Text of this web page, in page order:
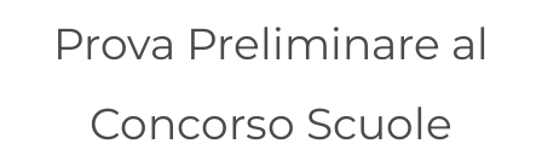
Prova Preliminare al
Concorso Scuole